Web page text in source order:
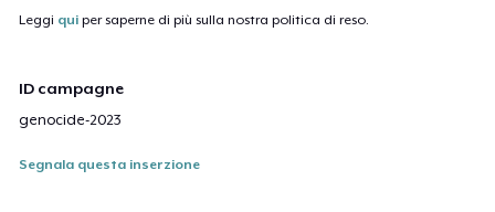
Leggi qui per saperne di più sulla nostra politica di reso.
ID campagne
genocide-2023
Segnala questa inserzione